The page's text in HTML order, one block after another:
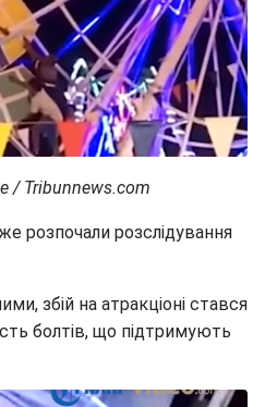
/ Tribunnews.com
розпочали розслідування
збій на атракціоні стався
болтів, що підтримують